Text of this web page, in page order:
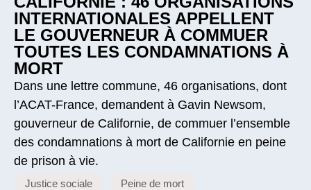
INTERNATIONALES APPELLENT
LE GOUVERNEUR À COMMUER
TOUTES LES CONDAMNATIONS À
MORT
Dans une lettre commune, 46 organisations, dont
l’ACAT-France, demandent à Gavin Newsom,
gouverneur de Californie, de commuer l’ensemble
des condamnations à mort de Californie en peine
de prison à vie.
Justice sociale Peine de mort